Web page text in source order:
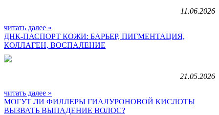
11.06.2026
читать далее »
ДНК-ПАСПОРТ КОЖИ: БАРЬЕР, ПИГМЕНТАЦИЯ,
КОЛЛАГЕН, ВОСПАЛЕНИЕ
21.05.2026
читать далее »
МОГУТ ЛИ ФИЛЛЕРЫ ГИАЛУРОНОВОЙ КИСЛОТЫ
ВЫЗВАТЬ ВЫПАДЕНИЕ ВОЛОС?